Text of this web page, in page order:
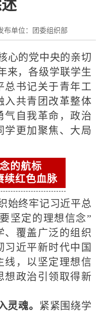
单位：团委组织部
心的党中央的亲切
来，各级学联学生
总书记关于青年工
入共青团改革整体
气自我革命，政治
学更加聚焦、大局
的航标
续红色血脉
始终牢记习近平总
坚定的理想信念”
、覆盖广泛的组织
近平新时代中国
线，以坚定理想信
想政治引领取得新
魂。 紧紧围绕学